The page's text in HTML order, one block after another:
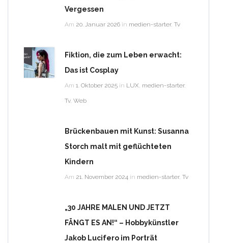
Vergessen
Am 20. Januar 2026 in medien-starter, Tv
Fiktion, die zum Leben erwacht:
Das ist Cosplay
Am 1. Oktober 2025 in LUX, medien-starter,
Tv, Web
Brückenbauen mit Kunst: Susanna
Storch malt mit geflüchteten
Kindern
Am 21. November 2024 in medien-starter, Tv
„30 JAHRE MALEN UND JETZT
FÄNGT ES AN!“ – Hobbykünstler
Jakob Lucifero im Porträt